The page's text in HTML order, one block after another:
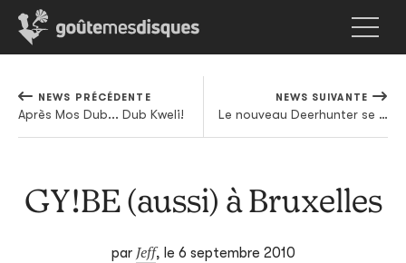
NEWS PRÉCÉDENTE
Après Mos Dub... Dub Kweli!
NEWS SUIVANTE
Le nouveau Deerhunter se découvre en vidéo
GY!BE (aussi) à Bruxelles
par Jeff, le 6 septembre 2010